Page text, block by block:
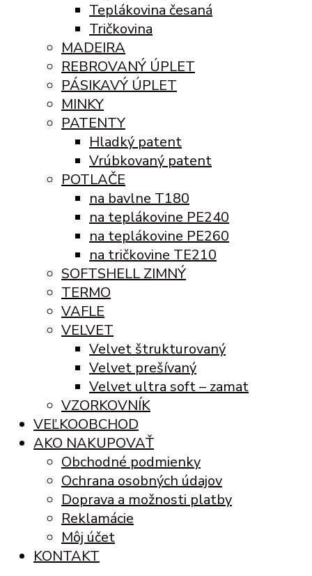
Teplákovina česaná
Tričkovina
MADEIRA
REBROVANÝ ÚPLET
PÁSIKAVÝ ÚPLET
MINKY
PATENTY
Hladký patent
Vrúbkovaný patent
POTLAČE
na bavlne T180
na teplákovine PE240
na teplákovine PE260
na tričkovine TE210
SOFTSHELL ZIMNÝ
TERMO
VAFLE
VELVET
Velvet štrukturovaný
Velvet prešívaný
Velvet ultra soft – zamat
VZORKOVNÍK
VEĽKOOBCHOD
AKO NAKUPOVAŤ
Obchodné podmienky
Ochrana osobných údajov
Doprava a možnosti platby
Reklamácie
Môj účet
KONTAKT